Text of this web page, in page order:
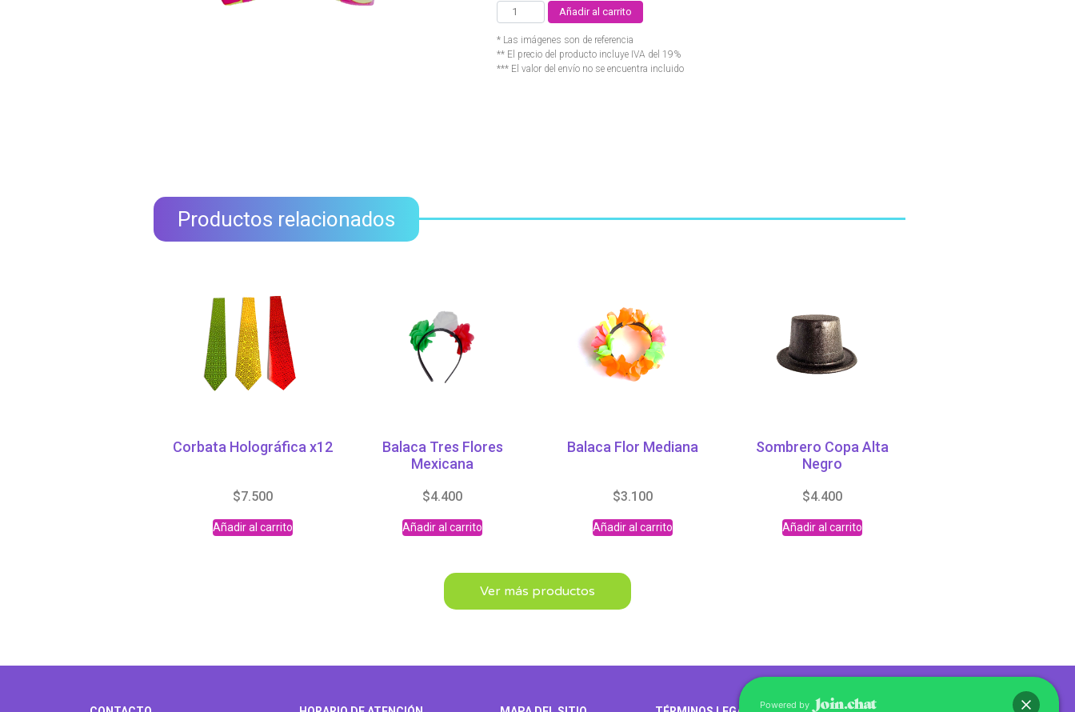
Añadir al carrito
* Las imágenes son de referencia
** El precio del producto incluye IVA del 19%
*** El valor del envío no se encuentra incluido
Corbata Holográfica x12
$7.500
Añadir al carrito
Balaca Tres Flores
Mexicana
$4.400
Añadir al carrito
Balaca Flor Mediana
$3.100
Añadir al carrito
Sombrero Copa Alta
Negro
$4.400
Añadir al carrito
Productos relacionados
Ver más productos
Abrir chat
Powered by